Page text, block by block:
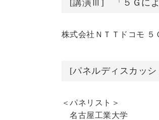
[講演Ⅲ] 「５Ｇによ
株式会社ＮＴＴドコモ
[パネルディスカッ
＜パネリスト＞
名古屋工業大学